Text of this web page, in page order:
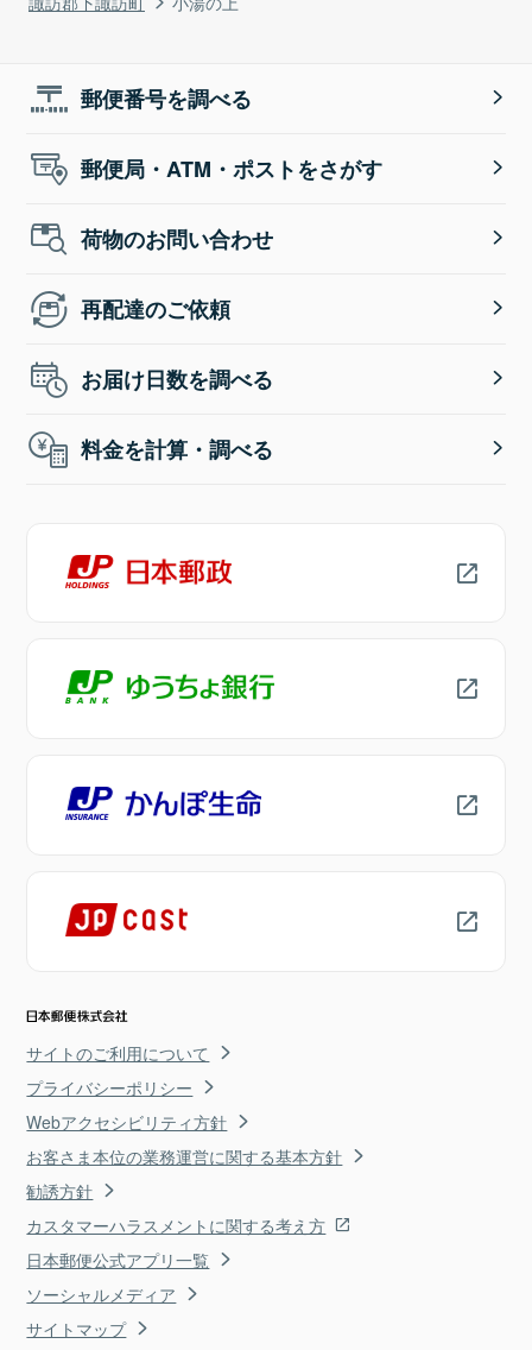
郵便番号を調べる
郵便局・ATM・ポストをさがす
荷物のお問い合わせ
再配達のご依頼
お届け日数を調べる
料金を計算・調べる
サイトのご利用について
プライバシーポリシー
Webアクセシビリティ方針
お客さま本位の業務運営に関する基本方針
勧誘方針
カスタマーハラスメントに関する考え方
日本郵便公式アプリ一覧
ソーシャルメディア
サイトマップ